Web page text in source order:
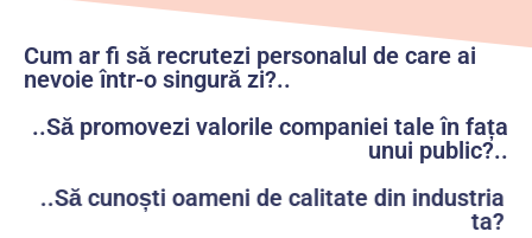
Cum ar fi să recrutezi personalul de care ai
nevoie într-o singură zi?..
..Să promovezi valorile companiei tale în fața
unui public?..
..Să cunoști oameni de calitate din industria
ta?